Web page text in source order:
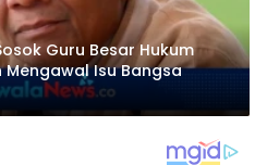
Guru Besar Hukum
Mengawal Isu Bangsa